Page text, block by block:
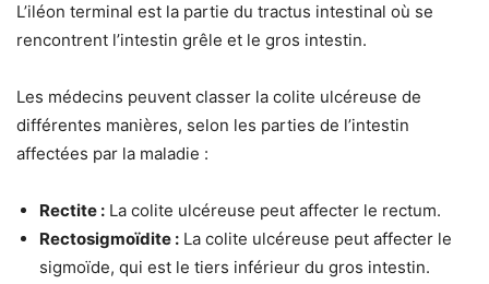
L’iléon terminal est la partie du tractus intestinal où se
rencontrent l’intestin grêle et le gros intestin.
Les médecins peuvent classer la colite ulcéreuse de
différentes manières, selon les parties de l’intestin
affectées par la maladie :
Rectite : La colite ulcéreuse peut affecter le rectum.
Rectosigmoïdite : La colite ulcéreuse peut affecter le
sigmoïde, qui est le tiers inférieur du gros intestin.